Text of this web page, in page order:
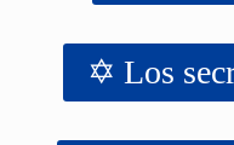
✡️ Los